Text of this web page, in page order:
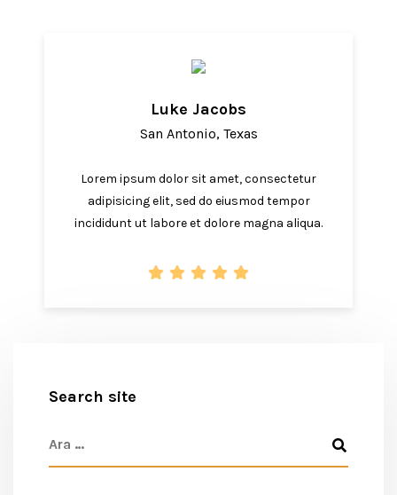
Luke Jacobs
San Antonio, Texas
Lorem ipsum dolor sit amet, consectetur
adipisicing elit, sed do eiusmod tempor
incididunt ut labore et dolore magna aliqua.
Search site